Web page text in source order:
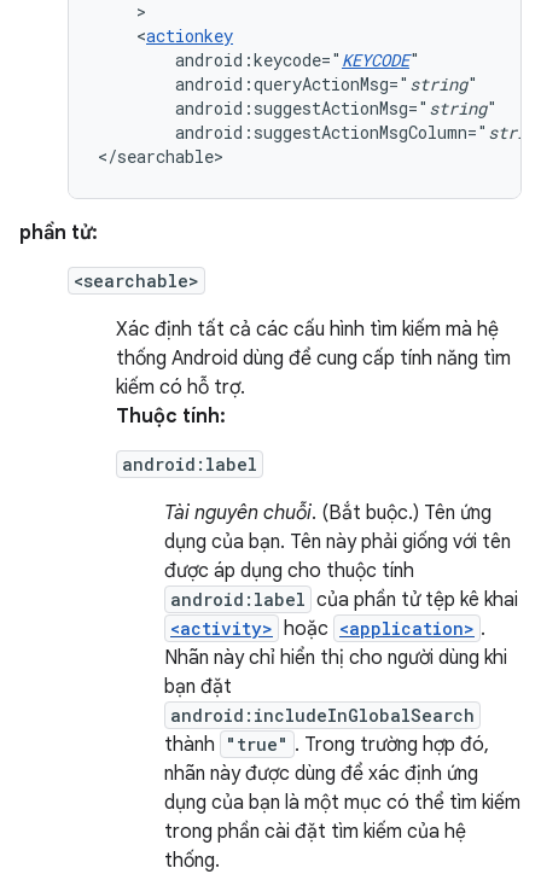
<actionkey
android:keycode=" KEYCODE
android:queryActionMsg=" string
android:suggestActionMsg=" string
android:suggestActionMsgColumn="
</searchable>
phần tử:
<searchable>
Xác định tất cả các cấu hình tìm kiếm mà hệ
thống Android dùng để cung cấp tính năng tìm
kiếm có hỗ trợ.
Thuộc tính:
android:label
Tài nguyên chuỗi. (Bắt buộc.) Tên ứng
dụng của bạn. Tên này phải giống với tên
được áp dụng cho thuộc tính
android:label của phần tử tệp kê khai
<activity> hoặc <application> .
Nhãn này chỉ hiển thị cho người dùng khi
bạn đặt
android:includeInGlobalSearch
thành "true" . Trong trường hợp đó,
nhãn này được dùng để xác định ứng
dụng của bạn là một mục có thể tìm kiếm
trong phần cài đặt tìm kiếm của hệ
thống.